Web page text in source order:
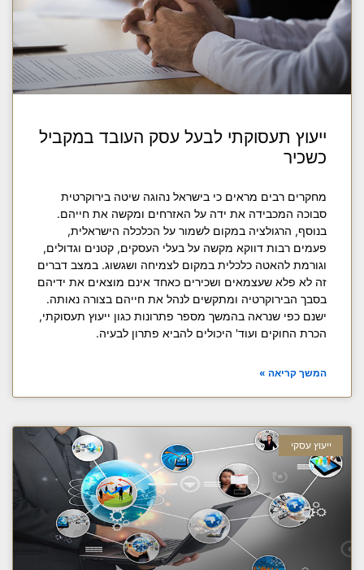
ייעוץ תעסוקתי לבעל עסק העובד במקביל
כשכיר
מחקרים רבים מראים כי בישראל נהוגה שיטה בירוקרטית
סבוכה המכבידה את ידה על האזרחים ומקשה את חייהם.
בנוסף, הרגולציה במקום לשמור על הכלכלה הישראלית,
פעמים רבות דווקא מקשה על בעלי העסקים, קטנים וגדולים,
וגורמת להאטה כלכלית במקום לצמיחה ושגשוג. במצב דברים
זה לא פלא שעצמאים ושכירים כאחד אינם מוצאים את ידיהם
בסבך הבירוקרטיה ומתקשים לנהל את חייהם בצורה נאותה.
ישנם כפי שנראה בהמשך מספר פתרונות כגון ייעוץ תעסוקתי,
הכרת החוקים ועוד' היכולים להביא פתרון לבעיה.
המשך קריאה »
ייעוץ עסקי